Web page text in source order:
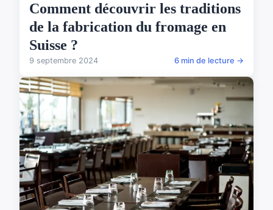
Comment découvrir les traditions
de la fabrication du fromage en
Suisse ?
9 septembre 2024 6 min de lecture →